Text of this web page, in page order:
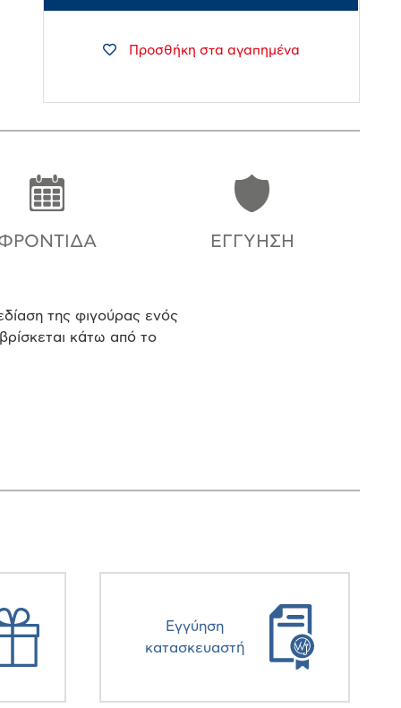
Προσθήκη στα αγαπημένα
ΕΓΓΎΗΣΗ
της φιγούρας ενός
κάτω από το
Eγγύηση
κατασκευαστή